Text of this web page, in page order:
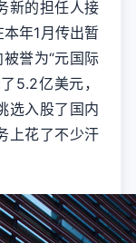
新的担任人接
年1月传出暂
誉为“元国际
5.2亿美元，
选入股了国内
上花了不少汗